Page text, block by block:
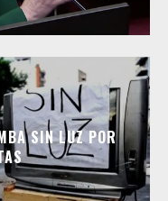
SIN LUZ POR